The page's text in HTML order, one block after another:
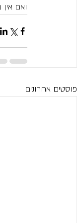
ואם
פוסטים אחרונים